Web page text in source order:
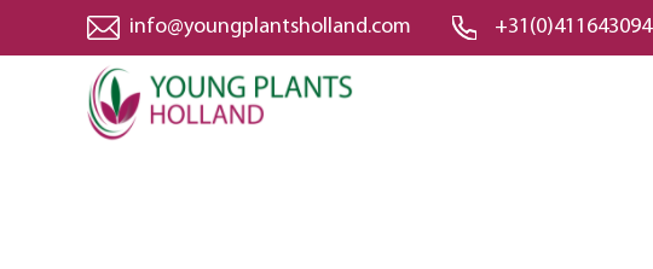
info@youngplantsholland.com +31(0)411643094